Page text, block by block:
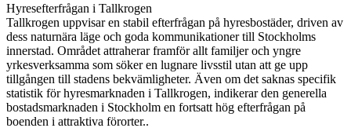
Hyresefterfrågan i Tallkrogen
Tallkrogen uppvisar en stabil efterfrågan på hyresbostäder, driven av
dess naturnära läge och goda kommunikationer till Stockholms
innerstad. Området attraherar framför allt familjer och yngre
yrkesverksamma som söker en lugnare livsstil utan att ge upp
tillgången till stadens bekvämligheter. Även om det saknas specifik
statistik för hyresmarknaden i Tallkrogen, indikerar den generella
bostadsmarknaden i Stockholm en fortsatt hög efterfrågan på
boenden i attraktiva förorter..